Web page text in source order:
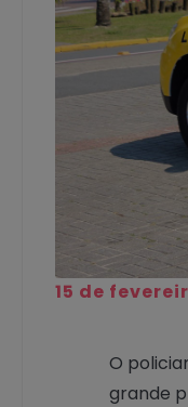
15 de
O
grande